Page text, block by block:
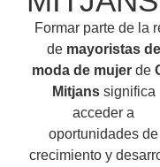
Formar parte de la
demayoristas de
moda de mujerde
Mitjanssignifica
acceder a
oportunidades de
crecimiento y